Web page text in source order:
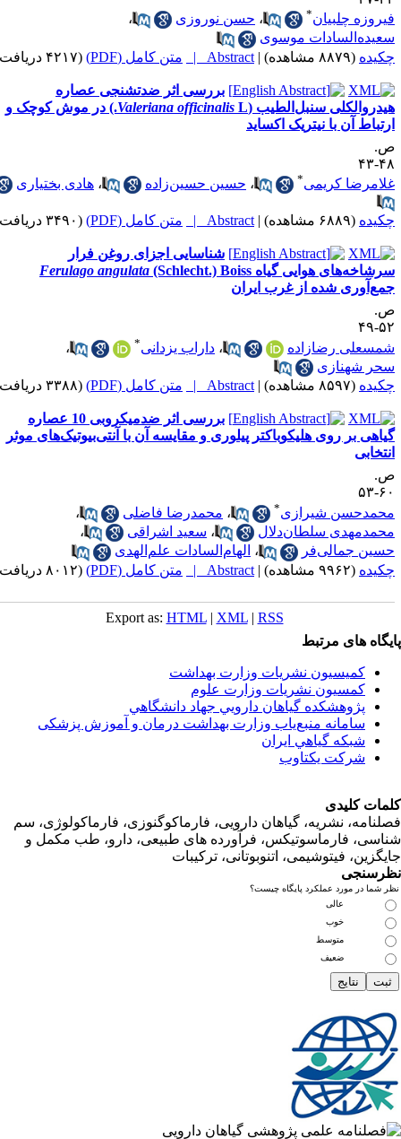
چلبیان
،حسن نوروزی
،
موسوی
(۸۸۷۹ مشاهده) |
Abstract | متن کامل (PDF) (۴۲۱۷ دریافت)
بررسی اثر ضدتشنجی عصاره
سنبل‌الطیب (
Valeriana officinalisL.) در موش کوچک و
آن با نیتریک اکساید
کریمی
،حسین حسین‌زاده ،هادی بختیاری
(۶۸۸۹ مشاهده) |
Abstract | متن کامل (PDF) (۳۴۹۰ دریافت)
شناسایی اجزای روغن فرار
هوایی گیاه
Ferulago angulata(Schlecht.) Boiss
شده از غرب ایران
رضازاده
،داراب یزدانی *
،
شهنازی
(۸۵۹۷ مشاهده) |
Abstract | متن کامل (PDF) (۳۳۸۸ دریافت)
بررسی اثر ضدمیکروبی 10 عصاره
بر روی هلیکوباکتر پیلوری و مقایسه آن با آنتی‌بیوتیک‌های موثر
شیرازی * ،محمدرضا فاضلی
،
سلطان‌دلال
،سعید اشراقی
،
جمالی‌فر
،الهام‌السادات علم‌الهدی
(۹۹۶۲ مشاهده) |
Abstract | متن کامل (PDF) (۸۰۱۲ دریافت)
Export as:HTML|XML|RSS
های مرتبط
کمیسیون نشریات وزارت بهداشت
کمسیون نشریات وزارت علوم
پژوهشكده گياهان دارويي جهاد دانشگاهي
سامانه منبع‌ياب وزارت بهداشت درمان و آموزش پزشکی
شبكه گياهي ايران
شرکت یکتاوب
کلیدی
نشریه، گیاهان دارویی، فارماکوگنوزی، فارماکولوژی، سم
فارماسوتیکس، فرآورده های طبیعی، دارو، طب مکمل و
فیتوشیمی، اتنوبوتانی، ترکیبات
در مورد عملکرد پایگاه چیست؟
متوسط
ضعیف